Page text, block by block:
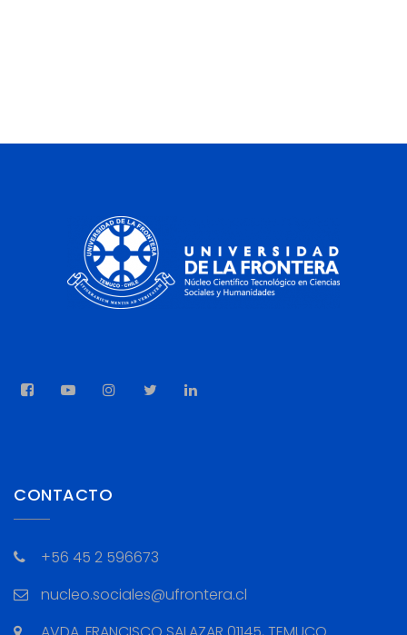
CONTACTO
+56 45 2 596673
nucleo.sociales@ufrontera.cl